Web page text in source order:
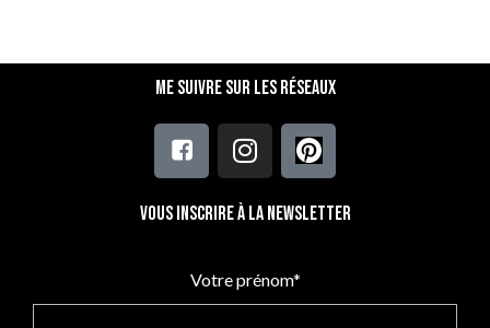
Me suivre sur les réseaux
Vous inscrire à la newsletter
Votre prénom*